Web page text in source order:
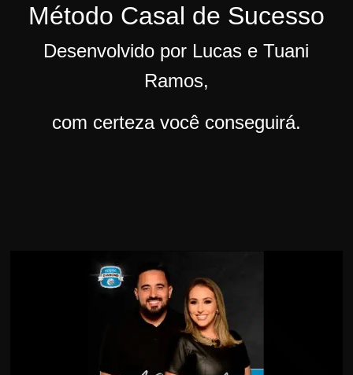
Método Casal de Sucesso
Desenvolvido por Lucas e Tuani
Ramos,
com certeza você conseguirá.